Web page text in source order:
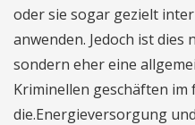
oder sie sogar gezielt
anwenden. Jedoch ist dies
sondern eher eine
Kriminellen geschäften im
die.Energieversorgung